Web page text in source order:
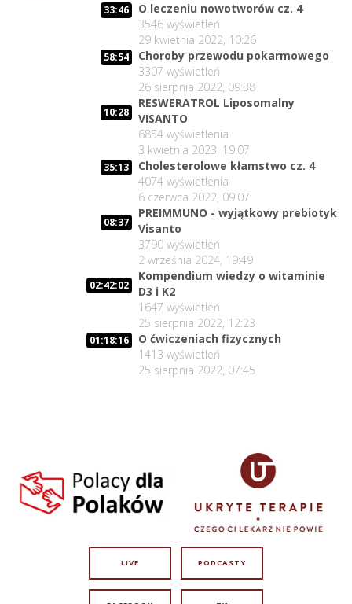
33:46
O leczeniu nowotworów cz. 4
3546 wyświetleń
29 kwietnia 2022, 10:26
58:54
Choroby przewodu pokarmowego
3307 wyświetleń
26 sierpnia 2022, 09:38
10:28
RESWERATROL Liposomalny
VISANTO
6854 wyświetlenia
3 kwietnia 2023, 19:07
35:13
Cholesterolowe kłamstwo cz. 4
4074 wyświetlenia
6 czerwca 2022, 09:07
08:37
PREIMMUNO - wyjątkowy prebiotyk
Visanto
3790 wyświetleń
2 września 2024, 19:49
02:42:02
Kompendium wiedzy o witaminie
D3 i K2
1647 wyświetleń
25 sierpnia 2022, 12:23
01:18:16
O ćwiczeniach fizycznych
1413 wyświetleń
25 sierpnia 2022, 07:45
LIVE PODCASTY